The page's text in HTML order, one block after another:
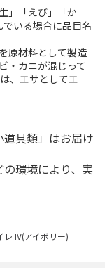
」「えび」「か
いる場合に品目名
原材料として製造
・カニが混じって
、エサとしてエ
具類」はお届け
環境により、実
レ IV(アイボリー)